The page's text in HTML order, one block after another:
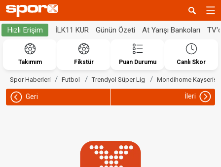
Hızlı Erişim İLK11 KUR Günün Özeti At Yarışı Bankoları
Takımım Fikstür Puan Durumu Canlı Skor
Spor Haberleri Futbol Trendyol Süper Lig Mondihome
Geri İleri